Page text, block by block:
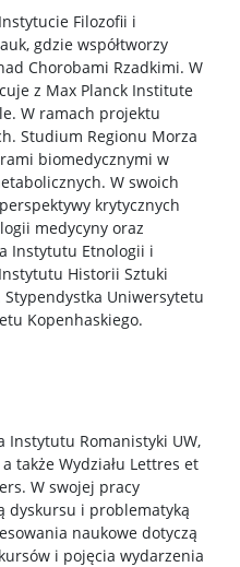
Filozofii i
gdzie współtworzy
Chorobami Rzadkimi. W
z Max Planck Institute
W ramach projektu
Studium Regionu Morza
biomedycznymi w
W swoich
krytycznych
medycyny oraz
Instytutu Etnologii i
Historii Sztuki
Uniwersytetu
Kopenhaskiego.
Instytutu Romanistyki UW,
także Wydziału Lettres et
W swojej pracy
dyskursu i problematyką
naukowe dotyczą
i pojęcia wydarzenia